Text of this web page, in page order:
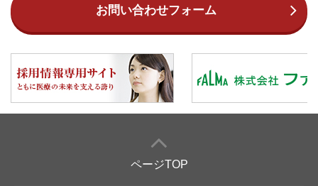
お問い合わせフォーム
ページTOP